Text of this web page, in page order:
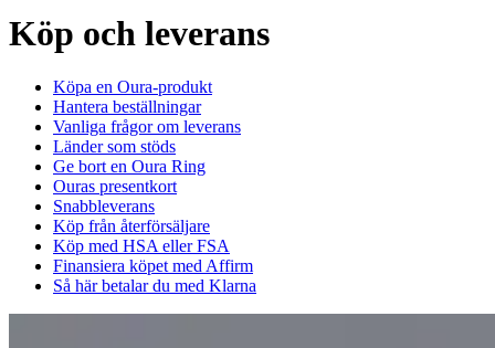
Köp och leverans
Köpa en Oura-produkt
Hantera beställningar
Vanliga frågor om leverans
Länder som stöds
Ge bort en Oura Ring
Ouras presentkort
Snabbleverans
Köp från återförsäljare
Köp med HSA eller FSA
Finansiera köpet med Affirm
Så här betalar du med Klarna